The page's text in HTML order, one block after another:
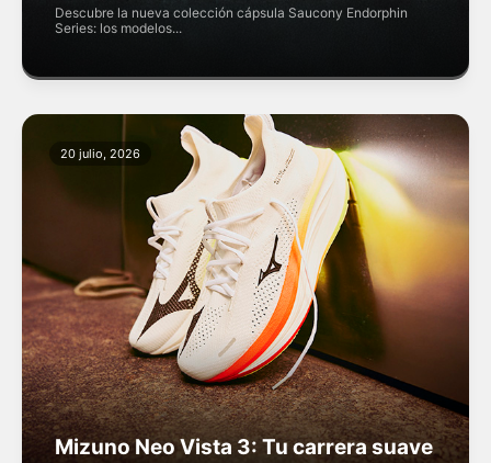
Descubre la nueva colección cápsula Saucony Endorphin
Series: los modelos...
Mizuno Neo Vista 3: Tu carrera suave
20 julio, 2026